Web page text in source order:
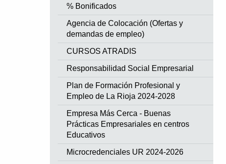
% Bonificados
Agencia de Colocación (Ofertas y
demandas de empleo)
CURSOS ATRADIS
Responsabilidad Social Empresarial
Plan de Formación Profesional y
Empleo de La Rioja 2024-2028
Empresa Más Cerca - Buenas
Prácticas Empresariales en centros
Educativos
Microcredenciales UR 2024-2026